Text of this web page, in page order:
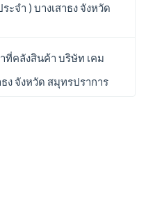
จำ ) บางเสาธง จังหวัด
ที่คลังสินค้า บริษัท เคม
ธง จังหวัด สมุทรปราการ